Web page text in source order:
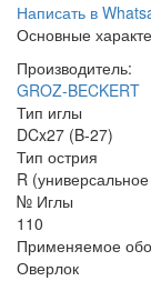
Написать в
Основные
Производитель:
GROZ-BECKERT
Тип иглы
DCx27 (B-27)
Тип острия
R
№ Иглы
110
Применяемое
Оверлок